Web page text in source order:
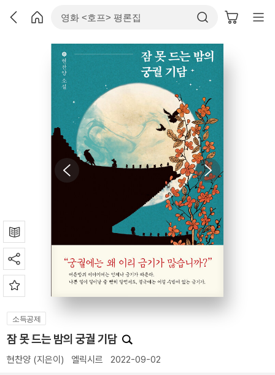
소득공제
잠 못 드는 밤의 궁궐 기담
현찬양 (지은이) 엘릭시르 2022-09-02